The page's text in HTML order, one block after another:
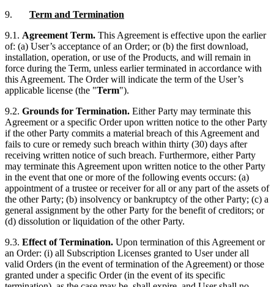
9. Term and Termination
9.1. Agreement Term. This Agreement is effective upon the earlier
of: (a) User’s acceptance of an Order; or (b) the first download,
installation, operation, or use of the Products, and will remain in
force during the Term, unless earlier terminated in accordance with
this Agreement. The Order will indicate the term of the User’s
applicable license (the "Term").
9.2. Grounds for Termination. Either Party may terminate this
Agreement or a specific Order upon written notice to the other Party
if the other Party commits a material breach of this Agreement and
fails to cure or remedy such breach within thirty (30) days after
receiving written notice of such breach. Furthermore, either Party
may terminate this Agreement upon written notice to the other Party
in the event that one or more of the following events occurs: (a)
appointment of a trustee or receiver for all or any part of the assets of
the other Party; (b) insolvency or bankruptcy of the other Party; (c) a
general assignment by the other Party for the benefit of creditors; or
(d) dissolution or liquidation of the other Party.
9.3. Effect of Termination. Upon termination of this Agreement or
an Order: (i) all Subscription Licenses granted to User under all
valid Orders (in the event of termination of the Agreement) or those
granted under a specific Order (in the event of its specific